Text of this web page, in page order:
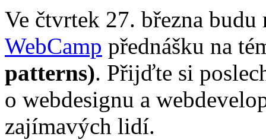
Ve čtvrtek 27. března
WebCamp přednášku na
patterns). Přijďte si
o webdesignu a
zajímavých lidí.